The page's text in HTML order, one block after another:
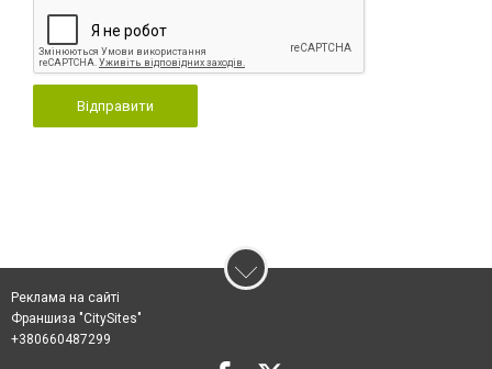
Відправити
Реклама на сайті
Франшиза "CitySites"
+380660487299